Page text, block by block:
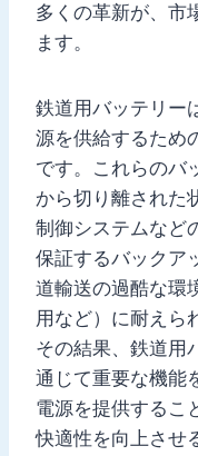
多くの革新が、市
ます。
鉄道用バッテリー
源を供給するため
です。これらのバ
から切り離された
制御システムなど
保証するバックア
道輸送の過酷な環
用など）に耐えら
その結果、鉄道用
通じて重要な機能
電源を提供するこ
快適性を向上させ